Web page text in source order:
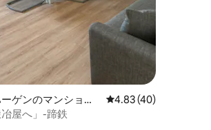
4.89つ星の平均評価
ゲンのマンショ
ート
レビュー40件、5つ
4.83 (40)
冶屋へ」-蹄鉄